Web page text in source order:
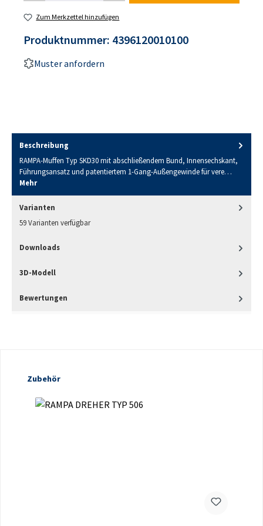
Zum Merkzettel hinzufügen
Produktnummer: 4396120010100
Muster anfordern
Beschreibung
RAMPA-Muffen Typ SKD30 mit abschließendem Bund, Innensechskant,
Führungsansatz und patentiertem 1-Gang-Außengewinde für vere…
Mehr
Varianten
59 Varianten verfügbar
Downloads
3D-Modell
Bewertungen
Produktgalerie überspringen
Zubehör